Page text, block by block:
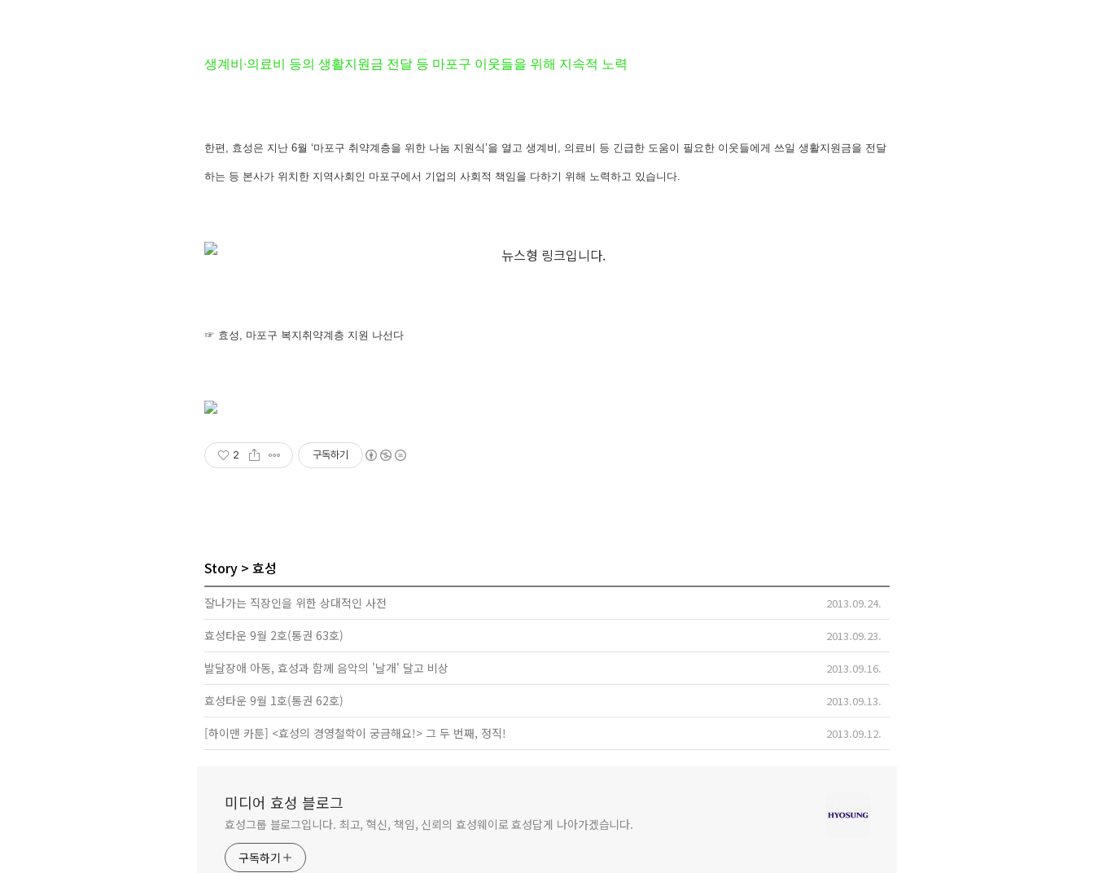
생계비∙의료비 등의 생활지원금 전달 등 마포구 이웃들을 위해 지속적 노력
한편, 효성은 지난 6월 ‘마포구 취약계층을 위한 나눔 지원식’을 열고 생계비, 의료비 등 긴급한 도움이 필요한 이웃들에게 쓰일 생활지원금을 전달
하는 등 본사가 위치한 지역사회인 마포구에서 기업의 사회적 책임을 다하기 위해 노력하고 있습니다.
☞ 효성, 마포구 복지취약계층 지원 나선다
2 구독하기
Story 효성
잘나가는 직장인을 위한 상대적인 사전 2013.09.24
효성타운 9월 2호(통권 63호) 2013.09.23
발달장애 아동, 효성과 함께 음악의 '날개' 달고 비상 2013.09.16
효성타운 9월 1호(통권 62호) 2013.09.13
[하이맨 카툰] <효성의 경영철학이 궁금해요!> 그 두 번째, 정직! 2013.09.12
미디어 효성 블로그
효성그룹 블로그입니다. 최고, 혁신, 책임, 신뢰의 효성웨이로 효성답게 나아가겠습니다.
구독하기